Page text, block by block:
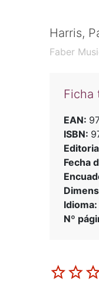
Harris,
Faber
Ficha
EAN:
ISBN:
Fecha
Idioma:
Nº